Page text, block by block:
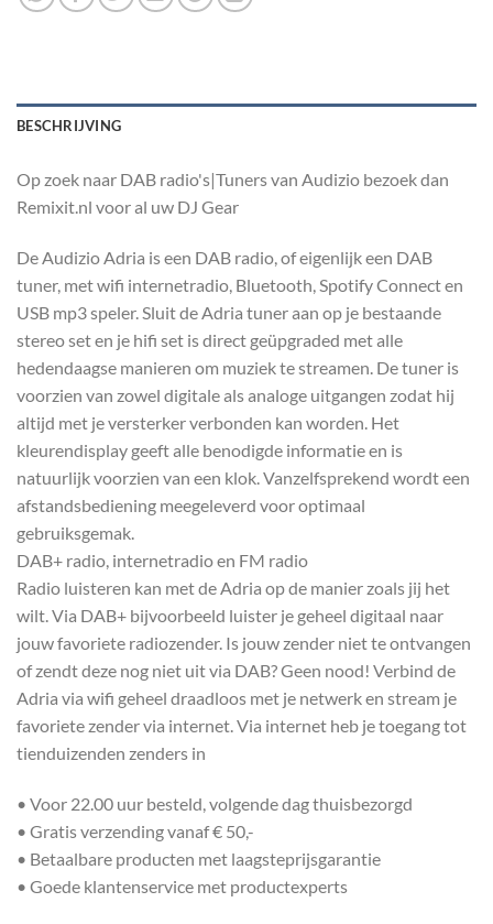
BESCHRIJVING
Op zoek naar DAB radio's|Tuners van Audizio bezoek dan
Remixit.nl voor al uw DJ Gear
De Audizio Adria is een DAB radio, of eigenlijk een DAB
tuner, met wifi internetradio, Bluetooth, Spotify Connect en
USB mp3 speler. Sluit de Adria tuner aan op je bestaande
stereo set en je hifi set is direct geüpgraded met alle
hedendaagse manieren om muziek te streamen. De tuner is
voorzien van zowel digitale als analoge uitgangen zodat hij
altijd met je versterker verbonden kan worden. Het
kleurendisplay geeft alle benodigde informatie en is
natuurlijk voorzien van een klok. Vanzelfsprekend wordt een
afstandsbediening meegeleverd voor optimaal
gebruiksgemak.
DAB+ radio, internetradio en FM radio
Radio luisteren kan met de Adria op de manier zoals jij het
wilt. Via DAB+ bijvoorbeeld luister je geheel digitaal naar
jouw favoriete radiozender. Is jouw zender niet te ontvangen
of zendt deze nog niet uit via DAB? Geen nood! Verbind de
Adria via wifi geheel draadloos met je netwerk en stream je
favoriete zender via internet. Via internet heb je toegang tot
tienduizenden zenders in
• Voor 22.00 uur besteld, volgende dag thuisbezorgd
• Gratis verzending vanaf € 50,-
• Betaalbare producten met laagsteprijsgarantie
• Goede klantenservice met productexperts